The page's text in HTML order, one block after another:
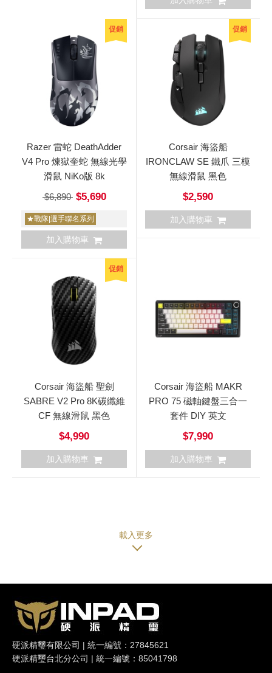
促銷
Razer 雷蛇 DeathAdder
V4 Pro 煉獄奎蛇 無線光學
滑鼠 NiKo版 8k
$6,890$5,690
★戰隊|選手聯名系列
加入購物車
促銷
Corsair 海盜船
IRONCLAW SE 鐵爪 三模
無線滑鼠 黑色
$2,590
加入購物車
促銷
Corsair 海盜船 聖劍
SABRE V2 Pro 8K碳纖維
CF 無線滑鼠 黑色
$4,990
加入購物車
Corsair 海盜船 MAKR
PRO 75 磁軸鍵盤三合一
套件 DIY 英文
$7,990
加入購物車
硬派精璽有限公司 | 統一編號：27845621
硬派精璽台北分公司 | 統一編號：85041798